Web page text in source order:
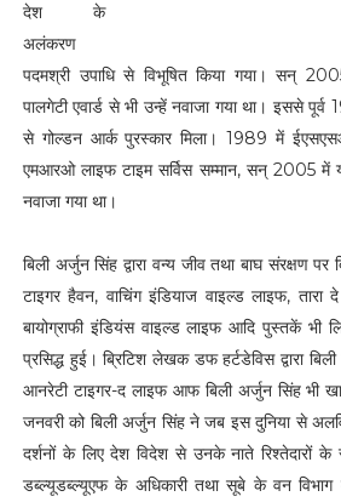
देश के
अलंकरण
पदमश्री उपाधि से विभूषित किया गया। सन्
पालगेटी एवार्ड से भी उन्हें नवाजा गया था। इससे
से गोल्डन आर्क पुरस्कार मिला। 1989 में
एमआरओ लाइफ टाइम सर्विस सम्मान, सन् 2005 में
नवाजा गया था।
बिली अर्जुन सिंह द्वारा वन्य जीव तथा बाघ संरक्षण
टाइगर हैवन, वाचिंग इंडियाज वाइल्ड लाइफ,
बायोग्राफी इंडियंस वाइल्ड लाइफ आदि पुस्तकें भी
प्रसिद्ध हुई। ब्रिटिश लेखक डफ हर्टडेविस द्वारा
आनरेटी टाइगर-द लाइफ आफ बिली अर्जुन सिंह भी
जनवरी को बिली अर्जुन सिंह ने जब इस दुनिया से
दर्शनों के लिए देश विदेश से उनके नाते रिश्तेदारों के
डब्ल्यूडब्ल्यूएफ के अधिकारी तथा सूबे के वन विभाग